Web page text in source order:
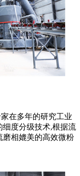
在多年的研究工业
细度分级技术,根据流
磨相媲美的高效微粉